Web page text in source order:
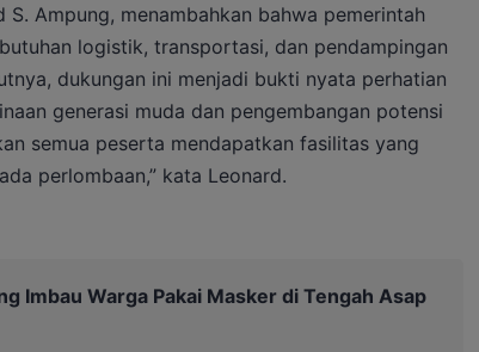
S. Ampung, menambahkan bahwa pemerintah
logistik, transportasi, dan pendampingan
dukungan ini menjadi bukti nyata perhatian
generasi muda dan pengembangan potensi
semua peserta mendapatkan fasilitas yang
perlombaan,” kata Leonard.
Imbau Warga Pakai Masker di Tengah Asap